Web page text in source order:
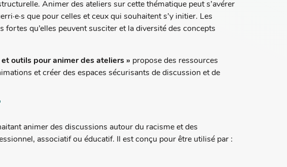
Animer des ateliers sur cette thématique peut s’avérer
que pour celles et ceux qui souhaitent s’y initier. Les
fortes qu’elles peuvent susciter et la diversité des concepts
outils pour animer des ateliers » propose des ressources
et créer des espaces sécurisants de discussion et de
animer des discussions autour du racisme et des
associatif ou éducatif. Il est conçu pour être utilisé par :